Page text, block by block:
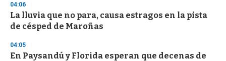
3
s
e
c
n
d
04:06
La lluvia que no para, causa estragos en la pista
de césped de Maroñas
04:05
En Paysandú y Florida esperan que decenas de